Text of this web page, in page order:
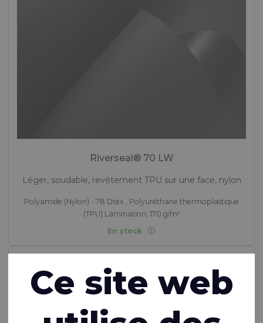
Riverseal® 70 LW
Léger, soudable, revêtement TPU sur une face, nylon
Polyamide (Nylon) - 78 Dtex , Polyuréthane thermoplastique
(TPU) Lamination, 170 g/m²
En stock
Ce site web